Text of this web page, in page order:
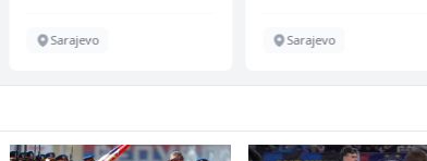
Sarajevo Sarajevo